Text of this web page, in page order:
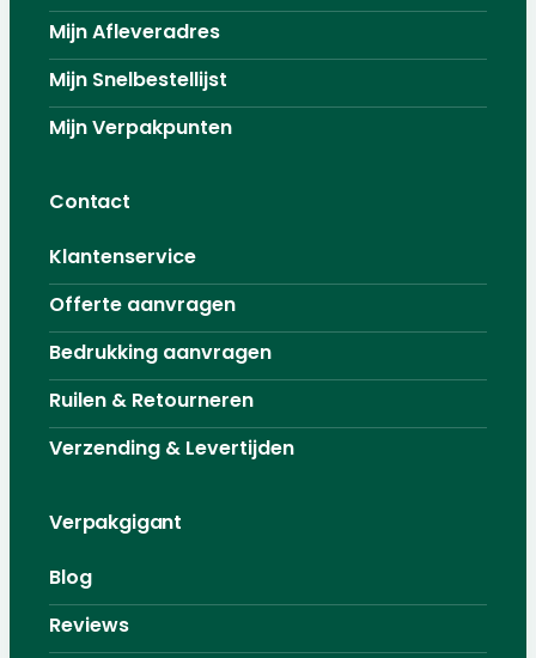
Mijn Afleveradres
Mijn Snelbestellijst
Mijn Verpakpunten
Contact
Klantenservice
Offerte aanvragen
Bedrukking aanvragen
Ruilen & Retourneren
Verzending & Levertijden
Verpakgigant
Blog
Reviews